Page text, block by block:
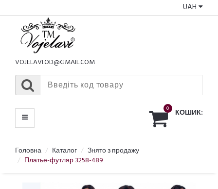
UAH
VOJELAVI.OD@GMAIL.COM
0 КОШИК:
МЕНЮ
Головна Каталог
Знято з продажу
Платье-футляр 3258-489